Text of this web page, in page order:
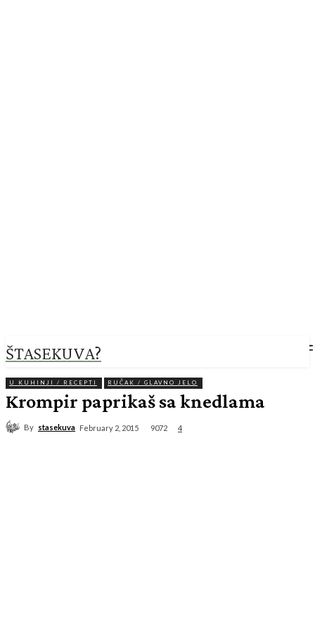
ŠTASEKUVA?
U KUHINJI / RECEPTI RUČAK / GLAVNO JELO
Krompir paprikaš sa knedlama
By stasekuva February 2, 2015 9072 4